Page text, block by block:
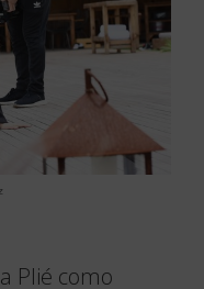
Plié como